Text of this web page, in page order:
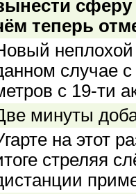
сферу
теперь
неплохой
случае
с 19-ти
минуты
на этот
стреляя